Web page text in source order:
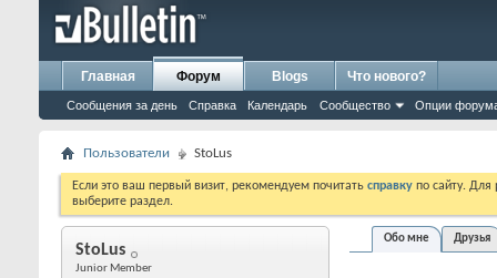
Главная Форум
Сообщения за день Справка Календарь Сообщество Опции
Blogs Что нового?
Пользователи StoLus
Если это ваш первый визит, рекомендуем почитать справку по сайту.
выберите раздел.
StoLus
Junior Member
Обо мне Друзья